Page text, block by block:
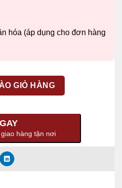
hóa (áp dụng cho đơn hàng
GIỎ HÀNG
hàng tận nơi